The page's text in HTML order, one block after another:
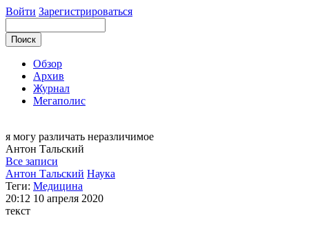
Войти Зарегистрироваться
Обзор
Архив
Журнал
Мегаполис
я могу различать неразличимое
Антон Тальский
Все записи
Антон Тальский Наука
Теги: Медицина
20:12 10 апреля 2020
текст